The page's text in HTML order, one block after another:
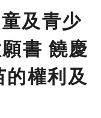
及青少
書 饒慶
的權利及